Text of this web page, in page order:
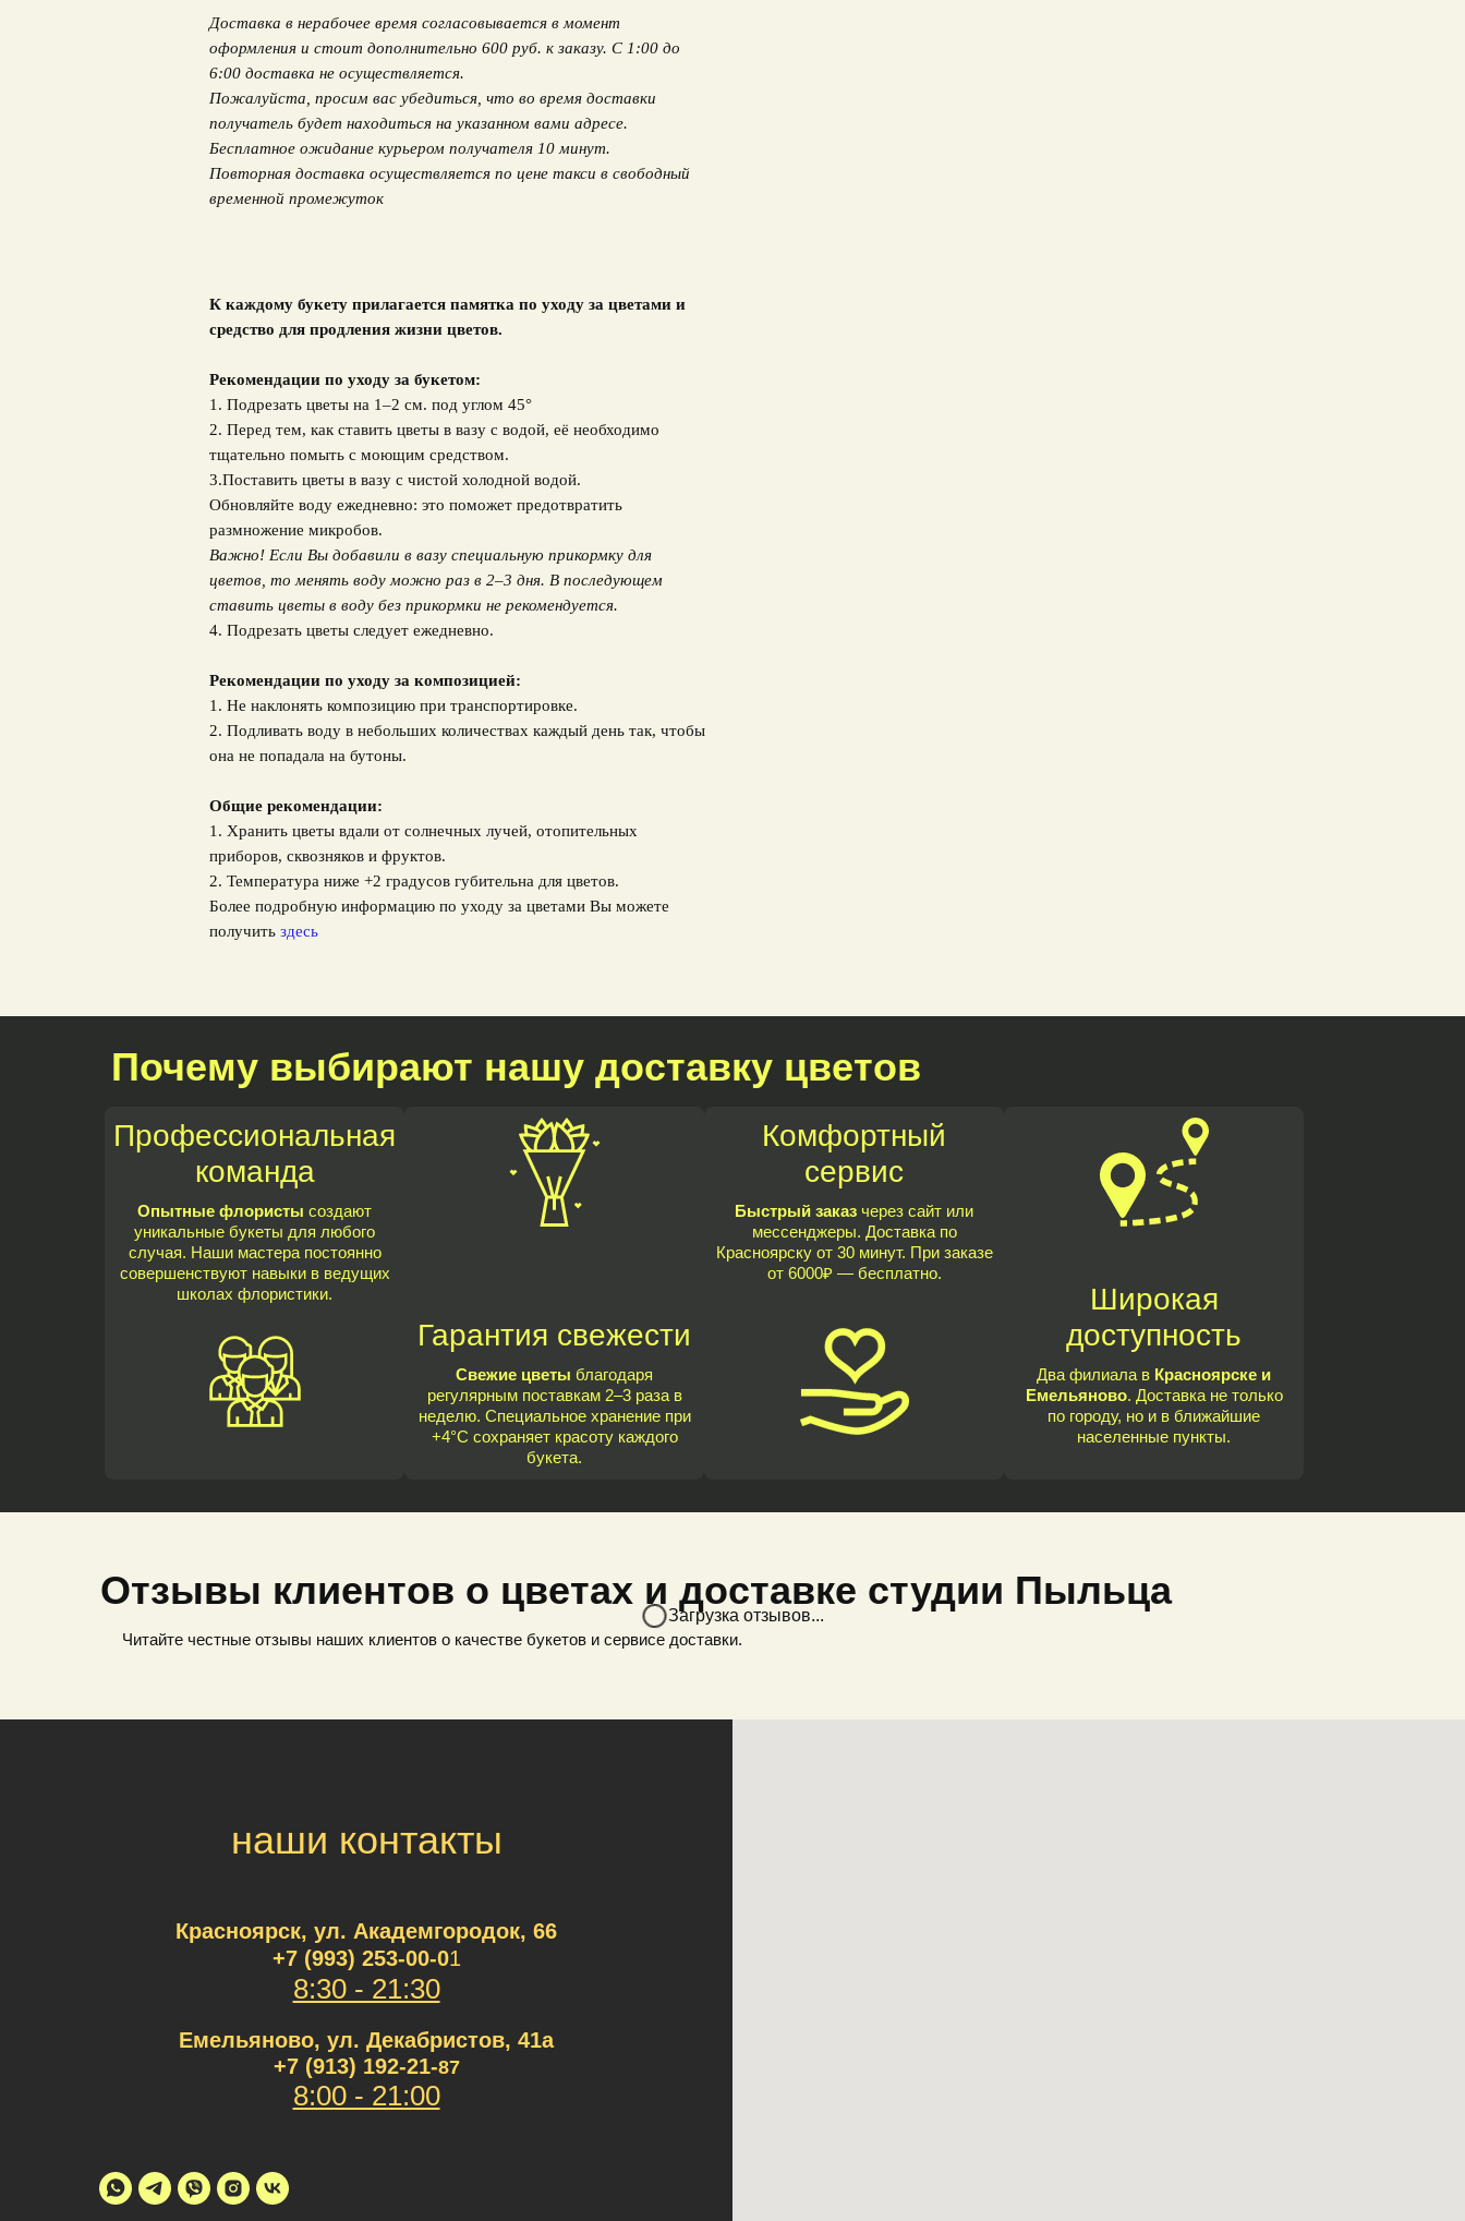
Доставка в нерабочее время согласовывается в момент
оформления и стоит дополнительно 600 руб. к заказу. С 1:00 до
6:00 доставка не осуществляется.
Пожалуйста, просим вас убедиться, что во время доставки
получатель будет находиться на указанном вами адресе.
Бесплатное ожидание курьером получателя 10 минут.
Повторная доставка осуществляется по цене такси в свободный
временной промежуток
К каждому букету прилагается памятка по уходу за цветами и
средство для продления жизни цветов.
Рекомендации по уходу за букетом:
1. Подрезать цветы на 1–2 см. под углом 45°
2. Перед тем, как ставить цветы в вазу с водой, её необходимо
тщательно помыть с моющим средством.
3.Поставить цветы в вазу с чистой холодной водой.
Обновляйте воду ежедневно: это поможет предотвратить
размножение микробов.
Важно! Если Вы добавили в вазу специальную прикормку для
цветов, то менять воду можно раз в 2–3 дня. В последующем
ставить цветы в воду без прикормки не рекомендуется.
4. Подрезать цветы следует ежедневно.
Рекомендации по уходу за композицией:
1. Не наклонять композицию при транспортировке.
2. Подливать воду в небольших количествах каждый день так, чтобы
она не попадала на бутоны.
Общие рекомендации:
1. Хранить цветы вдали от солнечных лучей, отопительных
приборов, сквозняков и фруктов.
2. Температура ниже +2 градусов губительна для цветов.
Более подробную информацию по уходу за цветами Вы можете
получить здесь
Почему выбирают нашу доставку цветов
Профессиональная
команда
Опытные флористы создают
уникальные букеты для любого
случая. Наши мастера постоянно
совершенствуют навыки в ведущих
школах флористики.
Гарантия свежести
Свежие цветы благодаря
регулярным поставкам 2–3 раза в
неделю. Специальное хранение при
+4°C сохраняет красоту каждого
букета.
Комфортный
сервис
Быстрый заказ через сайт или
мессенджеры. Доставка по
Красноярску от 30 минут. При заказе
от 6000₽ — бесплатно.
Широкая
доступность
Два филиала в Красноярске и
Емельяново. Доставка не только
по городу, но и в ближайшие
населенные пункты.
Отзывы клиентов о цветах и доставке студии Пыльца
Читайте честные отзывы наших клиентов о качестве букетов и сервисе доставки.
Загрузка отзывов...
наши контакты
Красноярск, ул. Академгородок, 66
+7 (993) 253-00-01
8:30 - 21:30
Емельяново, ул. Декабристов, 41а
+7 (913) 192-21-87
8:00 - 21:00